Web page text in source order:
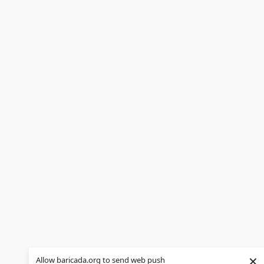
Allow baricada.org to send web push